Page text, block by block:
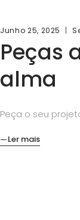
Junho 25, 2025
Peças
alma
Peça o seu
Ler mais